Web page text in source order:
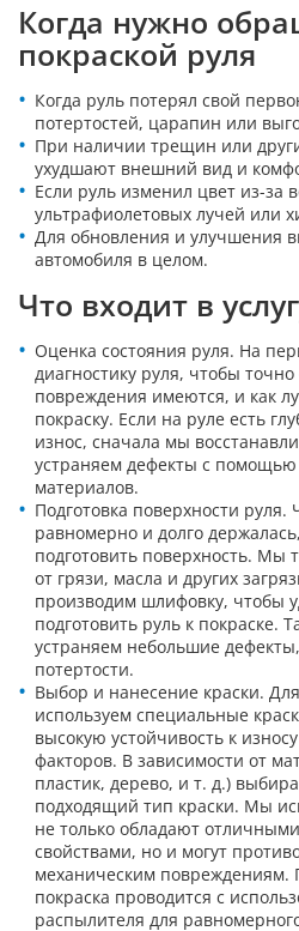
Когда нужно
покраской руля
Когда руль потерял свой
потертостей, царапин или
При наличии трещин или
ухудшают внешний вид и
Если руль изменил цвет из-за
ультрафиолетовых лучей или
Для обновления и улучшения
автомобиля в целом.
Что входит в
Оценка состояния руля. На
диагностику руля, чтобы
повреждения имеются, и как
покраску. Если на руле есть
износ, сначала мы
устраняем дефекты с
материалов.
Подготовка поверхности
равномерно и долго
подготовить поверхность.
от грязи, масла и других
производим шлифовку, чтобы
подготовить руль к покраске.
устраняем небольшие
потертости.
Выбор и нанесение краски.
используем специальные
высокую устойчивость к
факторов. В зависимости от
пластик, дерево, и т. д.)
подходящий тип краски. Мы
не только обладают
свойствами, но и могут
механическим повреждениям.
покраска проводится с
распылителя для